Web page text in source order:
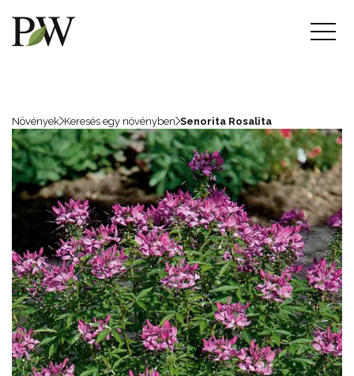
Növények Keresés egy növényben Senorita Rosalita